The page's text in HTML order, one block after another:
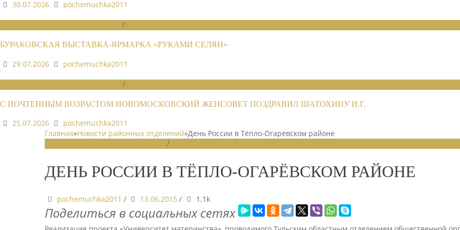
30.07.2026
pochemuchka2011
/
БУРАКОВСКАЯ ВЫСТАВКА-ЯРМАРКА «РУКАМИ СЕЛЯН»
29.07.2026
pochemuchka2011
/
С ПОЧТЕННЫМ ВОЗРАСТОМ НОВОМОСКОВСКИЙ ЖЕНСОВЕТ ПОЗДРАВИЛ ШАТОХИНУ И.Г.
25.07.2026
pochemuchka2011
Главная»Новости районных отделений»День России в Тёпло-Огарёвском районе
/
ДЕНЬ РОССИИ В ТЁПЛО-ОГАРЁВСКОМ РАЙОНЕ
pochemuchka2011 / 13.06.2015 / 1.1k
Поделиться в социальных сетях